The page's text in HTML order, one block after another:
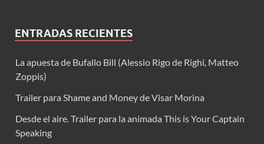
ENTRADAS RECIENTES
La apuesta de Bufallo Bill (Alessio Rigo de Righi, Matteo
Zoppis)
Trailer para Shame and Money de Visar Morina
Desde el aire. Trailer para la animada This is Your Captain
Speaking